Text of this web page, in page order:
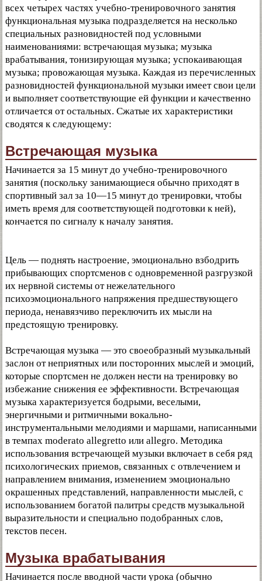
всех четырех частях учебно-тренировочного занятия
функциональная музыка подразделяется на несколько
специальных разновидностей под условными
наименованиями: встречающая музыка; музыка
врабатывания, тонизирующая музыка; успокаивающая
музыка; провожающая музыка. Каждая из перечисленных
разновидностей функциональной музыки имеет свои цели
и выполняет соответствующие ей функции и качественно
отличается от остальных. Сжатые их характеристики
сводятся к следующему:
Встречающая музыка
Начинается за 15 минут до учебно-тренировочного
занятия (поскольку занимающиеся обычно приходят в
спортивный зал за 10—15 минут до тренировки, чтобы
иметь время для соответствующей подготовки к ней),
кончается по сигналу к началу занятия.
Цель — поднять настроение, эмоционально взбодрить
прибывающих спортсменов с одновременной разгрузкой
их нервной системы от нежелательного
психоэмоционального напряжения предшествующего
периода, ненавязчиво переключить их мысли на
предстоящую тренировку.
Встречающая музыка — это своеобразный музыкальный
заслон от неприятных или посторонних мыслей и эмоций,
которые спортсмен не должен нести на тренировку во
избежание снижения ее эффективности. Встречающая
музыка характеризуется бодрыми, веселыми,
энергичными и ритмичными вокально-
инструментальными мелодиями и маршами, написанными
в темпах moderato allegretto или allegro. Методика
использования встречающей музыки включает в себя ряд
психологических приемов, связанных с отвлечением и
направлением внимания, изменением эмоционально
окрашенных представлений, направленности мыслей, с
использованием богатой палитры средств музыкальной
выразительности и специально подобранных слов,
текстов песен.
Музыка врабатывания
Начинается после вводной части урока (обычно